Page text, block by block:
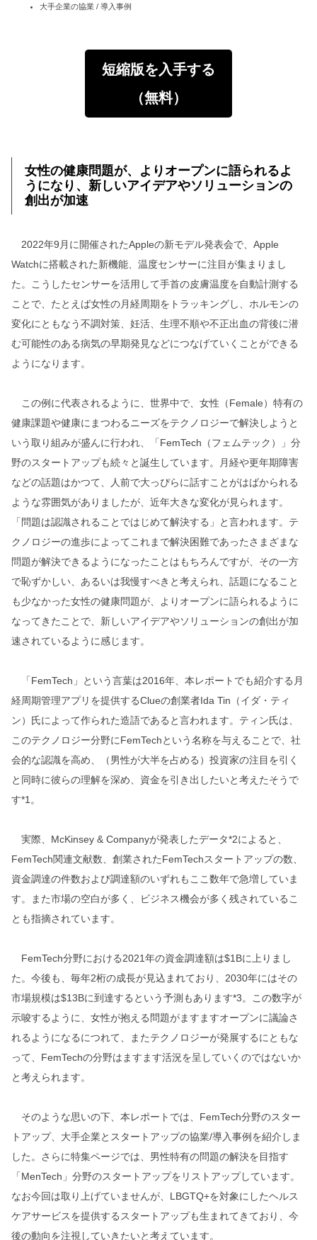
大手企業の協業 / 導入事例
短縮版を入手する
（無料）
女性の健康問題が、よりオープンに語られるよ
うになり、新しいアイデアやソリューションの
創出が加速
2022年9月に開催されたAppleの新モデル発表会で、Apple
Watchに搭載された新機能、温度センサーに注目が集まりまし
た。こうしたセンサーを活用して手首の皮膚温度を自動計測する
ことで、たとえば女性の月経周期をトラッキングし、ホルモンの
変化にともなう不調対策、妊活、生理不順や不正出血の背後に潜
む可能性のある病気の早期発見などにつなげていくことができる
ようになります。
この例に代表されるように、世界中で、女性（Female）特有の
健康課題や健康にまつわるニーズをテクノロジーで解決しようと
いう取り組みが盛んに行われ、「FemTech（フェムテック）」分
野のスタートアップも続々と誕生しています。月経や更年期障害
などの話題はかつて、人前で大っぴらに話すことがはばかられる
ような雰囲気がありましたが、近年大きな変化が見られます。
「問題は認識されることではじめて解決する」と言われます。テ
クノロジーの進歩によってこれまで解決困難であったさまざまな
問題が解決できるようになったことはもちろんですが、その一方
で恥ずかしい、あるいは我慢すべきと考えられ、話題になること
も少なかった女性の健康問題が、よりオープンに語られるように
なってきたことで、新しいアイデアやソリューションの創出が加
速されているように感じます。
「FemTech」という言葉は2016年、本レポートでも紹介する月
経周期管理アプリを提供するClueの創業者Ida Tin（イダ・ティ
ン）氏によって作られた造語であると言われます。ティン氏は、
このテクノロジー分野にFemTechという名称を与えることで、社
会的な認識を高め、（男性が大半を占める）投資家の注目を引く
と同時に彼らの理解を深め、資金を引き出したいと考えたそうで
す*1。
実際、McKinsey & Companyが発表したデータ*2によると、
FemTech関連文献数、創業されたFemTechスタートアップの数、
資金調達の件数および調達額のいずれもここ数年で急増していま
す。また市場の空白が多く、ビジネス機会が多く残されているこ
とも指摘されています。
FemTech分野における2021年の資金調達額は$1Bに上りまし
た。今後も、毎年2桁の成長が見込まれており、2030年にはその
市場規模は$13Bに到達するという予測もあります*3。この数字が
示唆するように、女性が抱える問題がますますオープンに議論さ
れるようになるにつれて、またテクノロジーが発展するにともな
って、FemTechの分野はますます活況を呈していくのではないか
と考えられます。
そのような思いの下、本レポートでは、FemTech分野のスター
トアップ、大手企業とスタートアップの協業/導入事例を紹介しま
した。さらに特集ページでは、男性特有の問題の解決を目指す
「MenTech」分野のスタートアップをリストアップしています。
なお今回は取り上げていませんが、LBGTQ+を対象にしたヘルス
ケアサービスを提供するスタートアップも生まれてきており、今
後の動向を注視していきたいと考えています。